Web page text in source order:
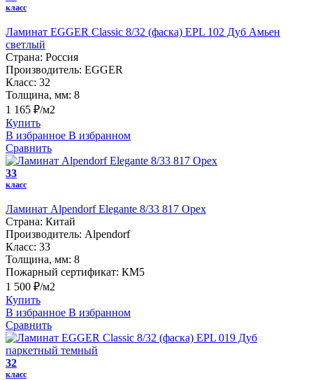
класс
Ламинат EGGER Classic 8/32 (фаска) EPL 102 Дуб Амьен
светлый
Страна: Россия
Производитель: EGGER
Класс: 32
Толщина, мм: 8
1 165 ₽/м2
Купить
В избранное В избранном
Сравнить
33
класс
Ламинат Alpendorf Elegante 8/33 817 Орех
Страна: Китай
Производитель: Alpendorf
Класс: 33
Толщина, мм: 8
Пожарный сертификат: КМ5
1 500 ₽/м2
Купить
В избранное В избранном
Сравнить
32
класс